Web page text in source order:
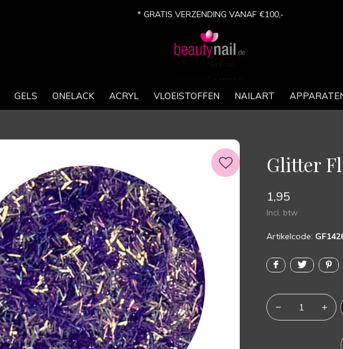
GELS ONELACK ACRYL VLOEISTOFFEN NAILART
* GRATIS VERZENDING VANAF €100,-
Glitter
1,95
Incl. btw
Artikelcode: